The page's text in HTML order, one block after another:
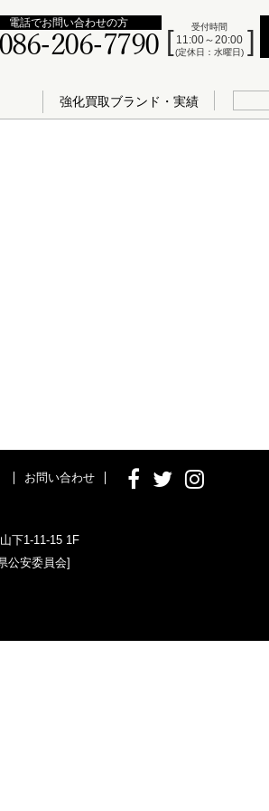
受付時間
11:00～20:00
(定休日：水曜日)
電話でお問い合わせの方
086-206-7790
強化買取ブランド・実績
お問い合わせ
下1-11-15 1F
公安委員会]